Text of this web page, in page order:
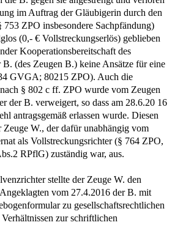
im Auftrag der Gläubigerin durch den
ZPO insbesondere Sachpfändung)
(0,- € Vollstreckungserlös) geblieben
Kooperationsbereitschaft des
B. (des Zeugen B.) keine Ansätze für eine
GVGA; 80215 ZPO). Auch die
§ 802 c ff. ZPO wurde vom Zeugen
der B. verweigert, so dass am 28.6.20 16
antragsgemäß erlassen wurde. Diesen
Zeuge W., der dafür unabhängig vom
als Vollstreckungsrichter (§ 764 ZPO,
RPflG) zuständig war, aus.
stellte der Zeuge W. den
vom 27.4.2016 der B. mit
zu gesellschaftsrechtlichen
zur schriftlichen